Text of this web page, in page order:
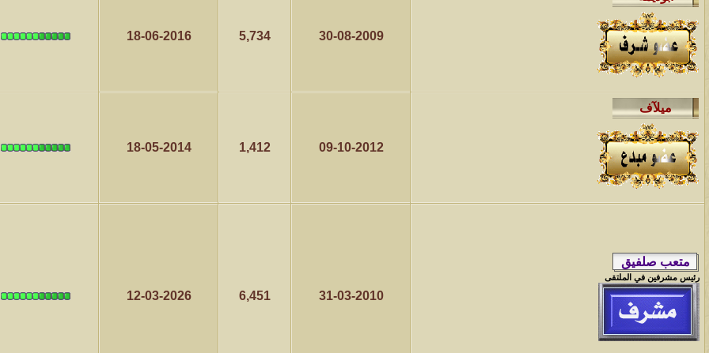
اتحداك تجيب الصورة المطلوبةّّّ!!
كاتب الموضوع
المنتدى كالأنسان
ܓܨ الإعجآز العلمي في التين و الزيتون , الذي ادخل الفريق البحث الى الأسلآم ܓܨ
30-08-2009
5,734
18-06-2016
09-10-2012
1,412
18-05-2014
رئيس مشرفين في الملتقى
31-03-2010
6,451
12-03-2026